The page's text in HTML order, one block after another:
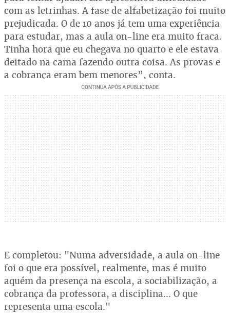
com as letrinhas. A fase de alfabetização foi muito
prejudicada. O de 10 anos já tem uma experiência
para estudar, mas a aula on-line era muito fraca.
Tinha hora que eu chegava no quarto e ele estava
deitado na cama fazendo outra coisa. As provas e
a cobrança eram bem menores”, conta.
E completou: "Numa adversidade, a aula on-line
foi o que era possível, realmente, mas é muito
aquém da presença na escola, a sociabilização, a
cobrança da professora, a disciplina... O que
representa uma escola."